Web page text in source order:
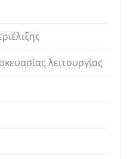
λειτουργίας